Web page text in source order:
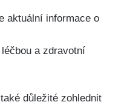
aktuální informace o
a zdravotní
důležité zohlednit